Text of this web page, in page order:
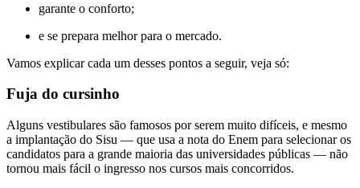
garante o conforto;
e se prepara melhor para o mercado.
Vamos explicar cada um desses pontos a seguir, veja só:
Fuja do cursinho
Alguns vestibulares são famosos por serem muito difíceis, e mesmo
a implantação do Sisu — que usa a nota do Enem para selecionar os
candidatos para a grande maioria das universidades públicas — não
tornou mais fácil o ingresso nos cursos mais concorridos.